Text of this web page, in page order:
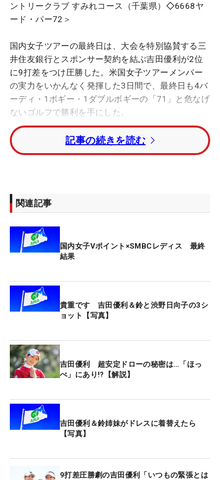
ントリークラブ すみれコース（千葉県）◇6668ヤ
ード・パー72＞
国内女子ツアーの最終日は、大会を特別協賛する三
井住友銀行とスポンサー契約を結ぶ吉田優利が2位
に9打差をつけ圧勝した。米国女子ツアーメンバー
の実力をいかんなく発揮した3日間で、最終日も4バ
ーディ・1ボギー・1ダブルボギーの「71」と危なげ
ないゴルフで勝利を手にした。
その勝利を支えたクラブを見ると、2月に出場した
「ファウンダーズカップ」時から替わっていたのが
ボールが浮かないので、地面みたいな芝で（フェー
スを開いても）ペタッとバンスがついてくれるよう
よかったですけど、春先でまだ生えそろっていない
ところではすごくよかった」と話す。季節柄もあ
り、バチっとハマった。
大会3日間のリカバリー率は82.352％（14/17）を
記録。2日目にはその58度のウェッジでチップ・イ
ンを2発決めるなど、しっかりとフィットしてい
ースを開きやすくしたり、グースを少なめにして作
りました。フェースを開いた時、リーディングエッ
ジが浮かずにペタッとつくよう、研磨職人とやりと
りし、吉田プロの希望に沿った形状にするため、全
度ほどだが、それが4度程度になっている。こちら
は形状確認用に旧モデルで作成されたが、今後は最
新モデルでも同様のものが作られるようだ。
同じ米ツアー組の渋野日向子も、こう証言する。
「優利ちゃんは本当にアプローチも上手。世界レベ
記事の続きを読む
関連記事
国内女子Vポイント×SMBCレディス 最終
結果
貴重です 吉田優利＆鈴と渋野日向子の3シ
ョット【写真】
吉田優利 超安定ドローの秘密は…「ほっ
ぺ」にあり!?【解説】
吉田優利＆鈴姉妹がドレスに着替えたら
【写真】
9打差圧勝劇の吉田優利「いつもの緊張とは